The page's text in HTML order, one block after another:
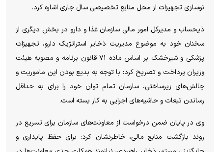
نوسازی تجهیزات از محل منابع تخصیصی سال جاری اشاره کرد.
ذیحساب و مدیرکل امور مالی سازمان غذا و دارو در بخش دیگری از
سخنان خود به موضوع مدیریت ذخایر استراتژیک دارو، تجهیزات
پزشکی و شیرخشک بر اساس ماده ۷۱ قانون برنامه و مصوبه هیئت
وزیران پرداخت و تصریح کرد: با توجه به بدیع بودن این ماموریت و
چالش‌های زیرساختی، سازمان تمام توان خود را برای به حداقل
رساندن تبعات و حاشیه‌های اجرایی به کار بسته است.
وی در پایان ضمن درخواست از معاونت‌های سازمان برای تسریع در
روند بازگشت منابع مالی، خاطرنشان کرد: برای حفظ پایداری و